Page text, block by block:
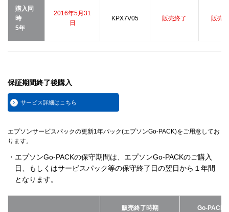
購入同
時
5年
2016年5月31
日
KPX7V05 販売終了 販売
保証期間終了後購入
サービス詳細はこちら
エプソンサービスパックの更新1年パック(エプソンGo-PACK)をご用意してお
ります。
・エプソンGo-PACKの保守期間は、エプソンGo-PACKのご購入
日、もしくはサービスパック等の保守終了日の翌日から１年間
となります。
販売終了時期 Go-PACK